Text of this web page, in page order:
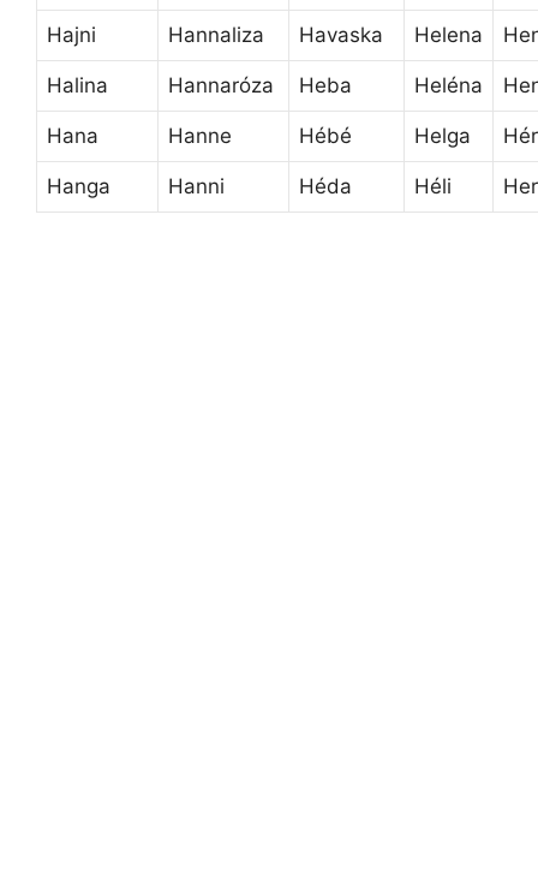
Hajni Hannaliza Havaska Helena
Halina Hannaróza Heba Heléna
Hana Hanne Hébé Helga
Hanga Hanni Héda Héli